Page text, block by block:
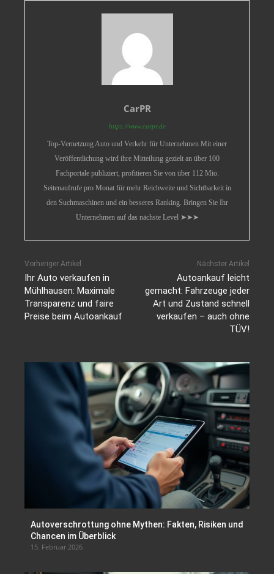
CarPR
https://www.carpr.de
Top-Vernetzung Auto und Verkehr für Unternehmen Mit einer
Veröffentlichung wird ihre Mitteilung gezielt an über 100
Fachportale publiziert, profitieren Sie von über 112 Mio.
Seitenaufrufe pro Monat für mehr Reichweite und Sichtbarkeit in
den Suchmaschinen und ein besseres Ranking. Bringen Sie Ihr
Unternehmen auf das nächste Level ➤➤➤
Vorheriger Artikel
Ihr Auto verkaufen in
Mühlhausen: Maximale
Transparenz und faire
Preise beim Autoankauf
Nächster Artikel
Autoankauf leicht
gemacht: Fahrzeuge jeder
Art und Zustand schnell
verkaufen – auch ohne
TÜV!
Autoverschrottung ohne Mythen: Fakten, Risiken und
Chancen im Überblick
15. Februar 2026